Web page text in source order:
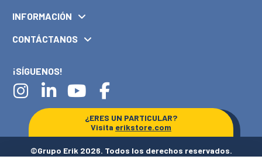
INFORMACIÓN
CONTÁCTANOS
¡SÍGUENOS!
¿ERES UN PARTICULAR?
Visita erikstore.com
©Grupo Erik 2026. Todos los derechos reservados.